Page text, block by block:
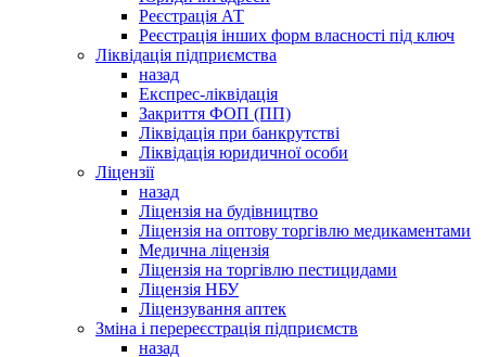
Реєстрація АТ
Реєстрація інших форм власності під ключ
Ліквідація підприємства
назад
Експрес-ліквідація
Закриття ФОП (ПП)
Ліквідація при банкрутстві
Ліквідація юридичної особи
Ліцензії
назад
Ліцензія на будівництво
Ліцензія на оптову торгівлю медикаментами
Медична ліцензія
Ліцензія на торгівлю пестицидами
Ліцензія НБУ
Ліцензування аптек
Зміна і перереєстрація підприємств
назад